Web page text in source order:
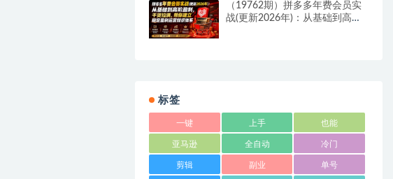
（19762期）拼多多年费会员实
战(更新2026年)：从基础到高阶
标签
一键 上手 也能
亚马逊 全自动 冷门
剪辑 副业 单号